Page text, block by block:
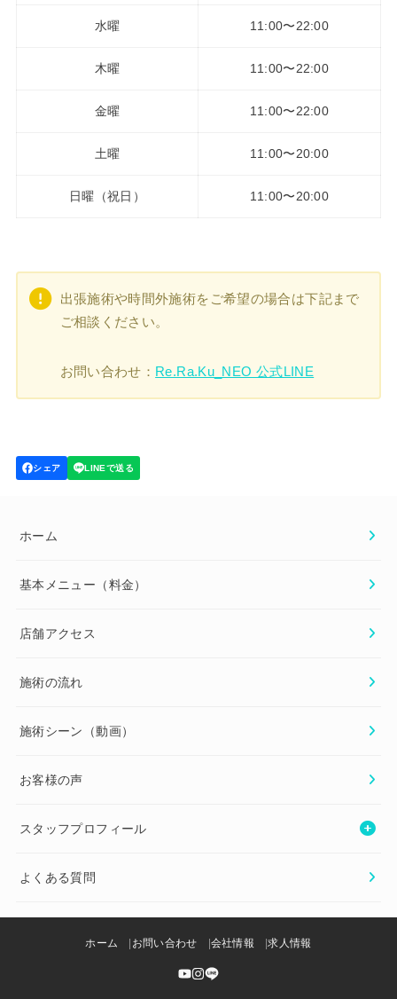
水曜 11:00〜22:00
木曜 11:00〜22:00
金曜 11:00〜22:00
土曜 11:00〜20:00
日曜（祝日） 11:00〜20:00
出張施術や時間外施術をご希望の場合は下記まで
ご相談ください。
お問い合わせ： Re.Ra.Ku_NEO 公式LINE
ホーム
基本メニュー（料金）
店舗アクセス
施術の流れ
施術シーン（動画）
お客様の声
スタッフプロフィール
よくある質問
ホーム お問い合わせ 会社情報 求人情報